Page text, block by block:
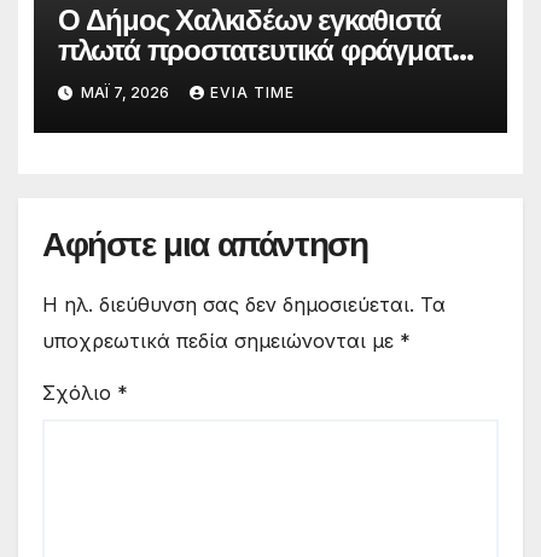
Ο Δήμος Χαλκιδέων εγκαθιστά
πλωτά προστατευτικά φράγματα
στις παραλίες του
ΜΆΙ 7, 2026 EVIA TIME
Αφήστε μια απάντηση
Η ηλ. διεύθυνση σας δεν δημοσιεύεται. Τα
υποχρεωτικά πεδία σημειώνονται με *
Σχόλιο *